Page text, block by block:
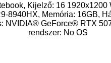
Kijelző: 16 1920x1200
8940HX, Memória: 16GB,
NVIDIA® GeForce® RTX
rendszer: No OS